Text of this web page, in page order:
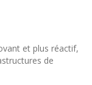
et plus réactif,
de